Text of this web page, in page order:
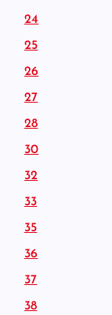
24
25
26
27
28
30
32
33
35
36
37
38